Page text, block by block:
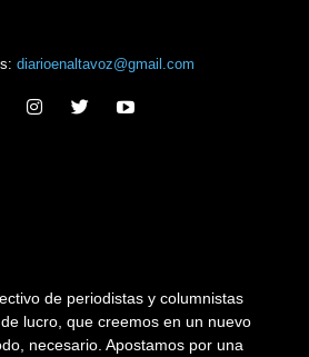
diarioenaltavoz@gmail.com
de periodistas y columnistas
lucro, que creemos en un nuevo
necesario. Apostamos por una